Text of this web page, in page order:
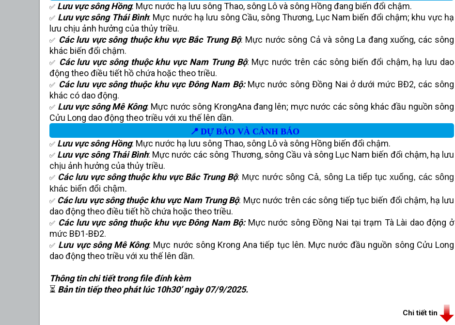
✅ Lưu vực sông Hồng: Mực nước hạ lưu sông Thao, sông Lô và sông Hồng đang biến đổi chậm.
✅ Lưu vực sông Thái Bình: Mực nước hạ lưu sông Cầu, sông Thương, Lục Nam biến đổi chậm; khu vực hạ
lưu chịu ảnh hưởng của thủy triều.
✅ Các lưu vực sông thuộc khu vực Bắc Trung Bộ: Mực nước sông Cả và sông La đang xuống, các sông
khác biến đổi chậm.
✅ Các lưu vực sông thuộc khu vực Nam Trung Bộ: Mực nước trên các sông biến đổi chậm, hạ lưu dao
động theo điều tiết hồ chứa hoặc theo triều.
✅ Các lưu vực sông thuộc khu vực Đông Nam Bộ:Mực nước sông Đồng Nai ở dưới mức BĐ2, các sông
khác có dao động.
✅ Lưu vực sông Mê Kông: Mực nước sông KrongAna đang lên; mực nước các sông khác đầu nguồn sông
Cửu Long dao động theo triều với xu thế lên dần.
📍 DỰ BÁO VÀ CẢNH BÁO
✅ Lưu vực sông Hồng: Mực nước hạ lưu sông Thao, sông Lô và sông Hồng biến đổi chậm.
✅ Lưu vực sông Thái Bình: Mực nước các sông Thương, sông Cầu và sông Lục Nam biến đổi chậm, hạ lưu
chịu ảnh hưởng của thủy triều.
✅ Các lưu vực sông thuộc khu vựcBắc Trung Bộ: Mực nước sông Cả, sông La tiếp tục xuống, các sông
khác biến đổi chậm.
✅ Các lưu vực sông thuộc khu vựcNam Trung Bộ: Mực nước trên các sông tiếp tục biến đổi chậm, hạ lưu
dao động theo điều tiết hồ chứa hoặc theo triều.
✅ Các lưu vực sông thuộc khu vực Đông Nam Bộ:Mực nước sông Đồng Nai tại trạm Tà Lài dao động ở
mức BĐ1-BĐ2.
✅ Lưu vực sông Mê Kông: Mực nước sông Krong Ana tiếp tục lên. Mực nước đầu nguồn sông Cửu Long
dao động theo triều với xu thế lên dần.
Thông tin chi tiết trong file đính kèm
⏳ Bản tin tiếp theo phát lúc 10h30’ ngày 07/9/2025.
Chi tiết tin